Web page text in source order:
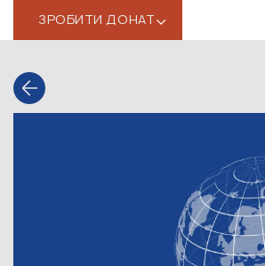
ЗРОБИТИ ДОНАТ‹